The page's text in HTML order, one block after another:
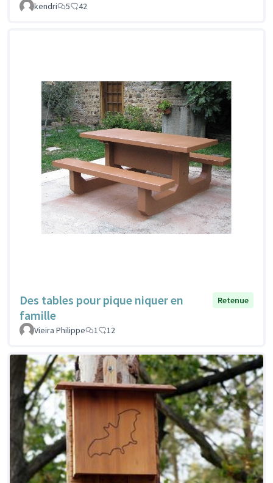
kendri 5 42
Des tables pour pique niquer en
famille
Retenue
Vieira Philippe 1 12